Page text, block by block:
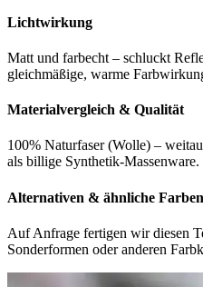
Lichtwirkung
Matt und farbecht – schluckt
gleichmäßige, warme
Materialvergleich & Qualität
100% Naturfaser (Wolle) –
als billige Synthetik-Massenware.
Alternativen & ähnliche Farben
Auf Anfrage fertigen wir diesen
Sonderformen oder anderen